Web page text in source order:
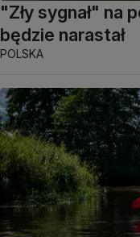
"Zły sygnał" na
będzie narastał
POLSKA